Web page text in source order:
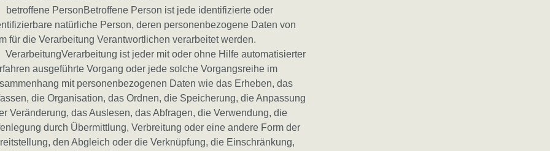
PersonBetroffene Person ist jede identifizierte oder
natürliche Person, deren personenbezogene Daten von
für die Verarbeitung Verantwortlichen verarbeitet werden.
ist jeder mit oder ohne Hilfe automatisierter
ausgeführte Vorgang oder jede solche Vorgangsreihe im
mit personenbezogenen Daten wie das Erheben, das
die Organisation, das Ordnen, die Speicherung, die Anpassung
Veränderung, das Auslesen, das Abfragen, die Verwendung, die
durch Übermittlung, Verbreitung oder eine andere Form der
den Abgleich oder die Verknüpfung, die Einschränkung,